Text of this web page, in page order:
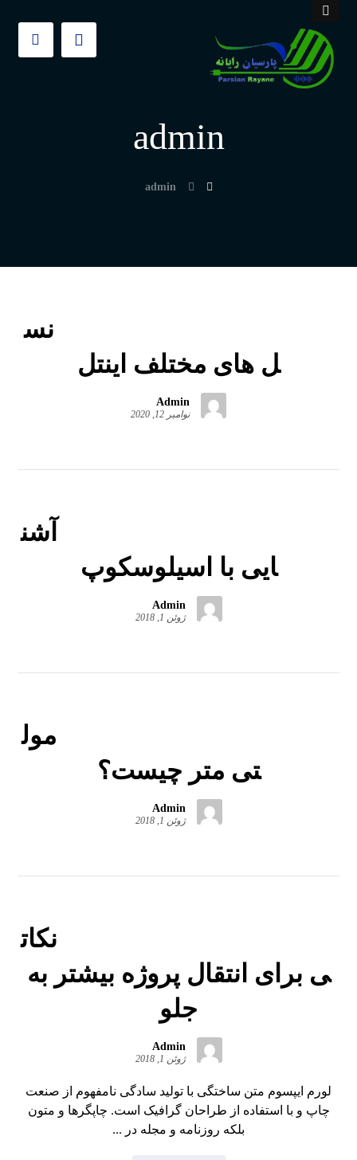
admin
admin
نس
ل های مختلف اینتل
Admin
نوامبر 12, 2020
آشن
ایی با اسیلوسکوپ
Admin
ژوئن 1, 2018
مول
تی متر چیست؟
Admin
ژوئن 1, 2018
نکات
ی برای انتقال پروژه بیشتر به
جلو
Admin
ژوئن 1, 2018
لورم ایپسوم متن ساختگی با تولید سادگی نامفهوم از صنعت
چاپ و با استفاده از طراحان گرافیک است. چاپگرها و متون
بلکه روزنامه و مجله در ...